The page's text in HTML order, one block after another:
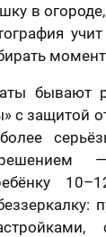
в
бывают
с защитой